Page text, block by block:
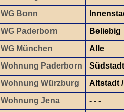
WG Bonn
WG Paderborn
Beliebig
WG München
Alle
Wohnung Paderborn
Südstadt
Wohnung Würzburg
Altstadt
Wohnung Jena
- - -